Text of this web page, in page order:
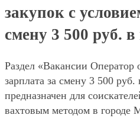
закупок с
смену 3 500 руб.
Раздел «Вакансии Оператор
зарплата за смену 3 500
предназначен для
вахтовым методом в городе